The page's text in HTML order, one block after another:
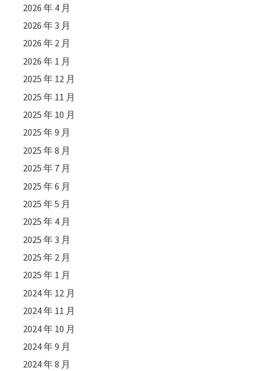
2026 年 4 月
2026 年 3 月
2026 年 2 月
2026 年 1 月
2025 年 12 月
2025 年 11 月
2025 年 10 月
2025 年 9 月
2025 年 8 月
2025 年 7 月
2025 年 6 月
2025 年 5 月
2025 年 4 月
2025 年 3 月
2025 年 2 月
2025 年 1 月
2024 年 12 月
2024 年 11 月
2024 年 10 月
2024 年 9 月
2024 年 8 月